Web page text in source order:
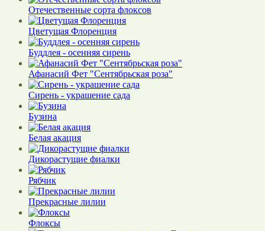
Отечественные сорта флоксов
Цветущая Флоренция
Буддлея - осенняя сирень
Афанасий Фет "Сентябрьская роза"
Сирень - украшение сада
Бузина
Белая акация
Дикорастущие фиалки
Рябчик
Прекрасные лилии
Флоксы